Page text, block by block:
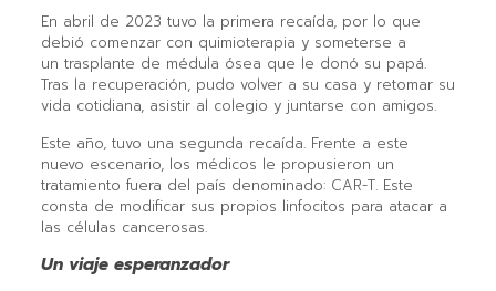
En abril de 2023 tuvo la primera recaída, por lo que
debió comenzar con quimioterapia y someterse a
un trasplante de médula ósea que le donó su papá.
Tras la recuperación, pudo volver a su casa y retomar su
vida cotidiana, asistir al colegio y juntarse con amigos.
Este año, tuvo una segunda recaída. Frente a este
nuevo escenario, los médicos le propusieron un
tratamiento fuera del país denominado: CAR-T. Este
consta de modificar sus propios linfocitos para atacar a
las células cancerosas.
Un viaje esperanzador